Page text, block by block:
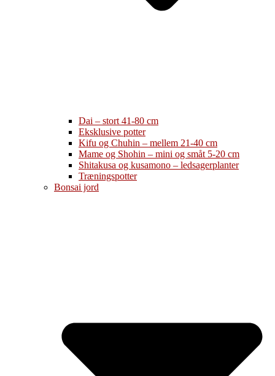
Dai – stort 41-80 cm
Eksklusive potter
Kifu og Chuhin – mellem 21-40 cm
Mame og Shohin – mini og småt 5-20 cm
Shitakusa og kusamono – ledsagerplanter
Træningspotter
Bonsai jord